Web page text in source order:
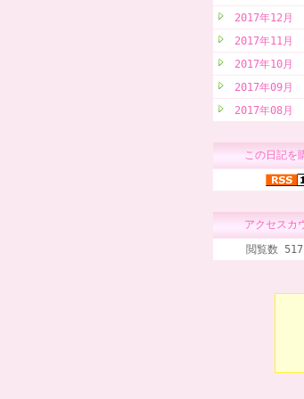
2017年12月
2017年11月
2017年10月
2017年09月
2017年08月
この日記を
アクセスカ
閲覧数